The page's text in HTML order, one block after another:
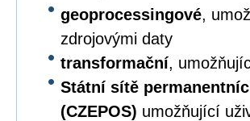
geoprocessingové,
zdrojovými daty
transformační,
Státní sítě
(CZEPOS) umožňující